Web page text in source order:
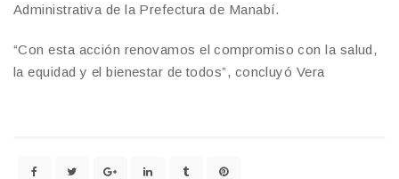
Administrativa de la Prefectura de Manabí.
​“Con esta acción renovamos el compromiso con la salud,
la equidad y el bienestar de todos”, concluyó Vera